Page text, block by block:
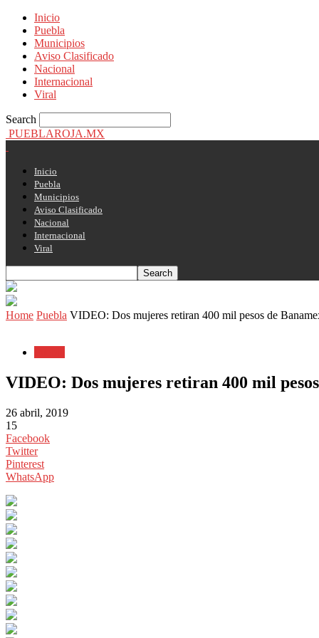
Inicio
Puebla
Municipios
Aviso Clasificado
Nacional
Internacional
Viral
Search
PUEBLAROJA.MX
Inicio
Puebla
Municipios
Aviso Clasificado
Nacional
Internacional
Viral
Home Puebla VIDEO: Dos mujeres retiran 400 mil pesos de
VIDEO: Dos mujeres retiran 400 mil
26 abril, 2019
15
Facebook
Twitter
Pinterest
WhatsApp